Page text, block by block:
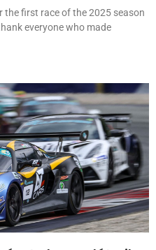
the first race of the 2025 season
everyone who made